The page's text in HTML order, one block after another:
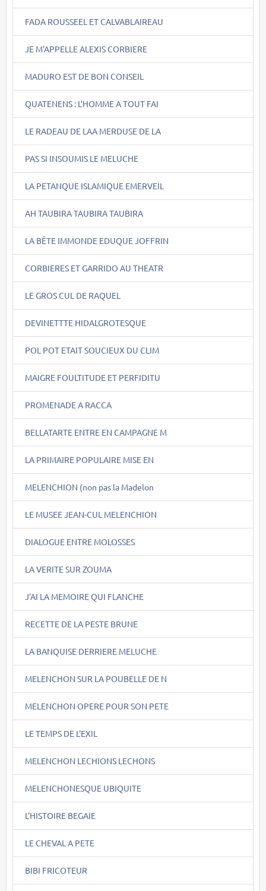
FADA ROUSSEEL ET CALVABLAIREAU
JE M'APPELLE ALEXIS CORBIERE
MADURO EST DE BON CONSEIL
QUATENENS : L'HOMME A TOUT FAI
LE RADEAU DE LAA MERDUSE DE LA
PAS SI INSOUMIS LE MELUCHE
LA PETANQUE ISLAMIQUE EMERVEIL
AH TAUBIRA TAUBIRA TAUBIRA
LA BÊTE IMMONDE EDUQUE JOFFRIN
CORBIERES ET GARRIDO AU THEATR
LE GROS CUL DE RAQUEL
DEVINETTTE HIDALGROTESQUE
POL POT ETAIT SOUCIEUX DU CLIM
MAIGRE FOULTITUDE ET PERFIDITU
PROMENADE A RACCA
BELLATARTE ENTRE EN CAMPAGNE M
LA PRIMAIRE POPULAIRE MISE EN
MELENCHION (non pas la Madelon
LE MUSEE JEAN-CUL MELENCHION
DIALOGUE ENTRE MOLOSSES
LA VERITE SUR ZOUMA
J'AI LA MEMOIRE QUI FLANCHE
RECETTE DE LA PESTE BRUNE
LA BANQUISE DERRIERE MELUCHE
MELENCHON SUR LA POUBELLE DE N
MELENCHON OPERE POUR SON PETE
LE TEMPS DE L'EXIL
MELENCHON LECHIONS LECHONS
MELENCHONESQUE UBIQUITE
L'HISTOIRE BEGAIE
LE CHEVAL A PETE
BIBI FRICOTEUR